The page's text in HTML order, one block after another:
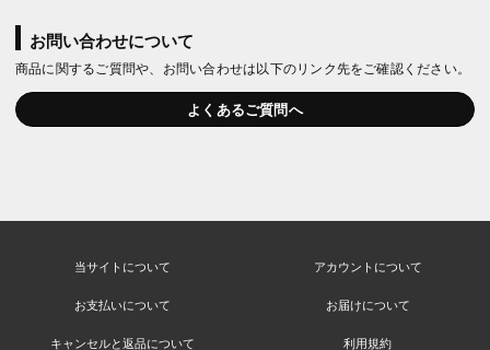
お問い合わせについて
商品に関するご質問や、お問い合わせは以下のリンク先をご確認ください。
よくあるご質問へ
当サイトについて アカウントについて
お支払いについて お届けについて
キャンセルと返品について 利用規約